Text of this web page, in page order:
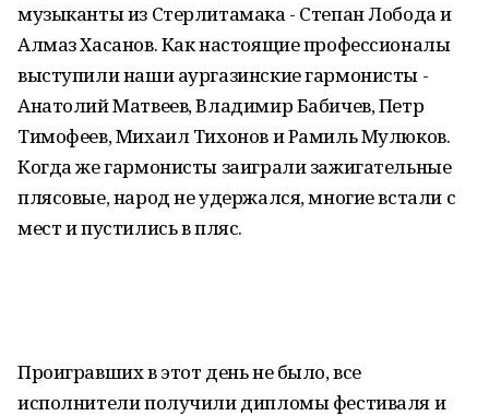
музыканты из Стерлитамака - Степан Лобода и
Алмаз Хасанов. Как настоящие профессионалы
выступили наши аургазинские гармонисты -
Анатолий Матвеев, Владимир Бабичев, Петр
Тимофеев, Михаил Тихонов и Рамиль Мулюков.
Когда же гармонисты заиграли зажигательные
плясовые, народ не удержался, многие встали с
мест и пустились в пляс.
Проигравших в этот день не было, все
исполнители получили дипломы фестиваля и